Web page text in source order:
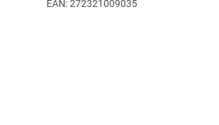
EAN:272321009035